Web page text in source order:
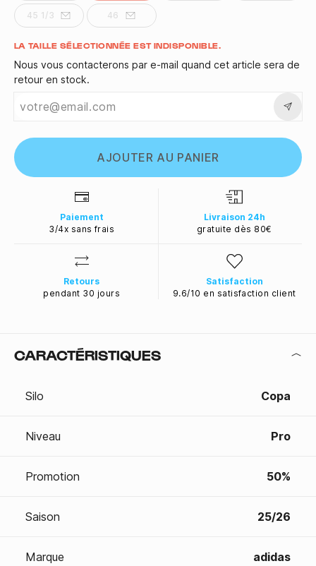
45 1/3 46
Quantité
LA TAILLE SÉLECTIONNÉE EST INDISPONIBLE.
Nous vous contacterons par e-mail quand cet article sera de
retour en stock.
AJOUTER AU PANIER
Paiement
3/4x sans frais
Livraison 24h
gratuite dès 80€
Retours
pendant 30 jours
Satisfaction
9.6/10 en satisfaction client
CARACTÉRISTIQUES
Silo Copa
Niveau Pro
Promotion 50%
Saison 25/26
Marque adidas